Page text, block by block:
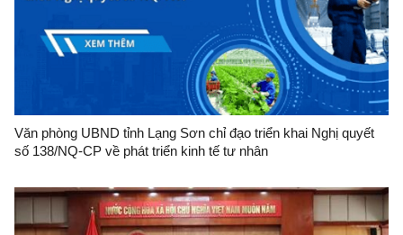
Văn phòng UBND tỉnh Lạng Sơn chỉ đạo triển khai Nghị quyết
số 138/NQ-CP về phát triển kinh tế tư nhân